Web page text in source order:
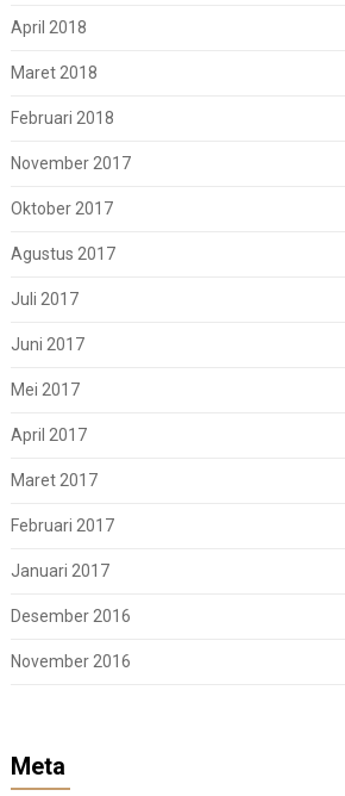
April 2018
Maret 2018
Februari 2018
November 2017
Oktober 2017
Agustus 2017
Juli 2017
Juni 2017
Mei 2017
April 2017
Maret 2017
Februari 2017
Januari 2017
Desember 2016
November 2016
Meta